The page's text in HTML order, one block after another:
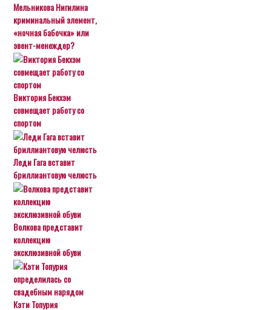
Мельникова Нигилина
криминальный элемент,
«ночная бабочка» или
эвент-менеждер?
Виктория Бекхэм
совмещает работу со
спортом
Леди Гага вставит
бриллиантовую челюсть
Волкова представит
коллекцию
эксклюзивной обуви
Кэти Топурия